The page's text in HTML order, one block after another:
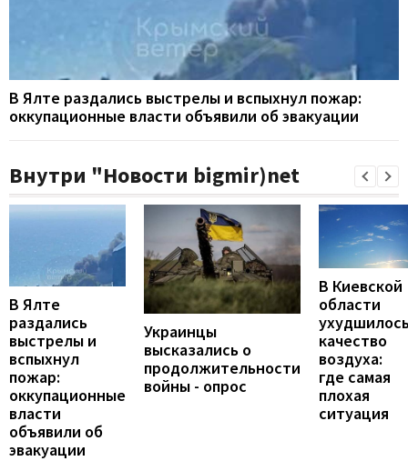
В Ялте раздались выстрелы и вспыхнул пожар:
оккупационные власти объявили об эвакуации
Внутри "Новости bigmir)net
В Ялте
раздались
выстрелы и
вспыхнул
пожар:
оккупационные
власти
объявили об
эвакуации
Украинцы
высказались о
продолжительности
войны - опрос
В Киевской
области
качество
воздуха:
где самая
плохая
ситуация